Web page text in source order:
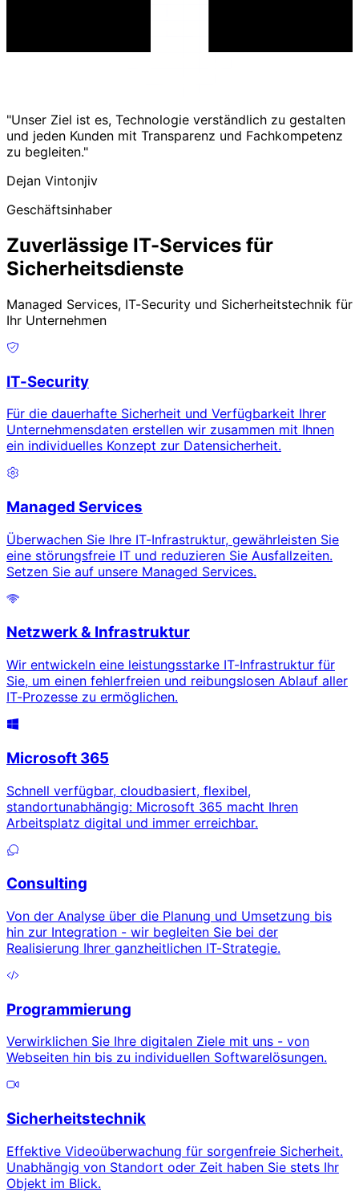
"Unser Ziel ist es, Technologie verständlich zu gestalten
und jeden Kunden mit Transparenz und Fachkompetenz
zu begleiten."
Dejan Vintonjiv
Geschäftsinhaber
Zuverlässige IT-Services für
Sicherheitsdienste
Managed Services, IT-Security und Sicherheitstechnik für
Ihr Unternehmen
IT-Security
Für die dauerhafte Sicherheit und Verfügbarkeit Ihrer
Unternehmensdaten erstellen wir zusammen mit Ihnen
ein individuelles Konzept zur Datensicherheit.
Managed Services
Überwachen Sie Ihre IT-Infrastruktur, gewährleisten Sie
eine störungsfreie IT und reduzieren Sie Ausfallzeiten.
Setzen Sie auf unsere Managed Services.
Netzwerk & Infrastruktur
Wir entwickeln eine leistungsstarke IT-Infrastruktur für
Sie, um einen fehlerfreien und reibungslosen Ablauf aller
IT-Prozesse zu ermöglichen.
Microsoft 365
Schnell verfügbar, cloudbasiert, flexibel,
standortunabhängig: Microsoft 365 macht Ihren
Arbeitsplatz digital und immer erreichbar.
Consulting
Von der Analyse über die Planung und Umsetzung bis
hin zur Integration - wir begleiten Sie bei der
Realisierung Ihrer ganzheitlichen IT-Strategie.
Programmierung
Verwirklichen Sie Ihre digitalen Ziele mit uns - von
Webseiten hin bis zu individuellen Softwarelösungen.
Sicherheitstechnik
Effektive Videoüberwachung für sorgenfreie Sicherheit.
Unabhängig von Standort oder Zeit haben Sie stets Ihr
Objekt im Blick.